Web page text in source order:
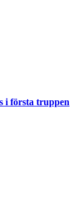
i första truppen